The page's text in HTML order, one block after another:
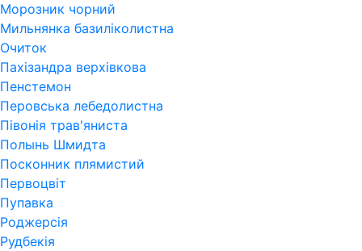
Морозник чорний
Мильнянка базиліколистна
Очиток
Пахізандра верхівкова
Пенстемон
Перовська лебедолистна
Півонія трав'яниста
Полынь Шмидта
Посконник плямистий
Первоцвіт
Пупавка
Роджерсія
Рудбекія